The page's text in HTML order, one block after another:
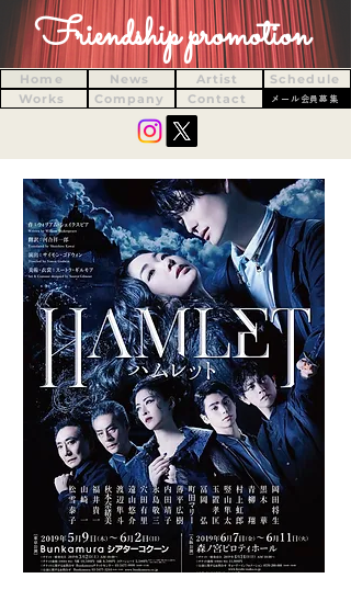
Friendship promotion
Home Artist
Schedule
Works
Contact
Company
News
メール会員募集